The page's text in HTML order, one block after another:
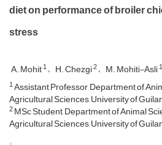
diet on performance of broiler
stress
A. Mohit1 H. Chezgi2 M. Mohiti-Asli1
1Assistant Professor, Department of
Agricultural Sciences, University of
2MSc Student, Department of Animal
Agricultural Sciences, University of